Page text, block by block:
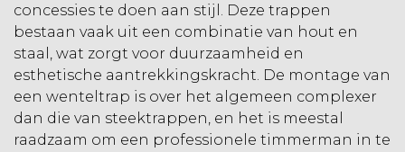
concessies te doen aan stijl. Deze trappen
bestaan vaak uit een combinatie van hout en
staal, wat zorgt voor duurzaamheid en
esthetische aantrekkingskracht. De montage van
een wenteltrap is over het algemeen complexer
dan die van steektrappen, en het is meestal
raadzaam om een professionele timmerman in te